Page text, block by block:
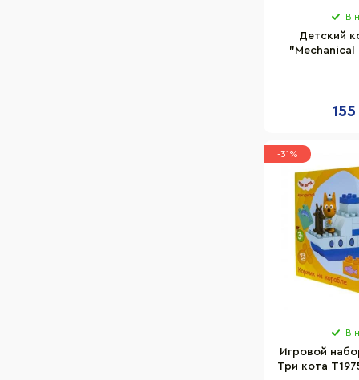
В
Детский
"Mechanical
-31%
В
Игровой
Три кота